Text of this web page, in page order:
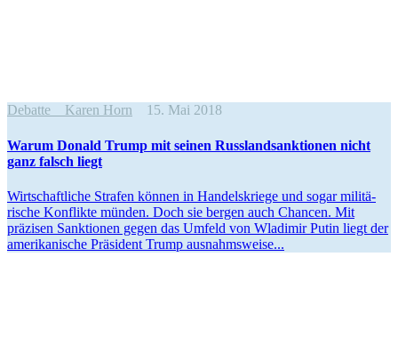
Debatte Karen Horn 15. Mai 2018
Warum Donald Trump mit seinen Russland­sank­tionen nicht
ganz falsch liegt
Wirtschaft­liche Strafen können in Handels­kriege und sogar militä­
rische Konflikte münden. Doch sie bergen auch Chancen. Mit
präzisen Sanktionen gegen das Umfeld von Wladimir Putin liegt der
ameri­ka­nische Präsident Trump ausnahmsweise...